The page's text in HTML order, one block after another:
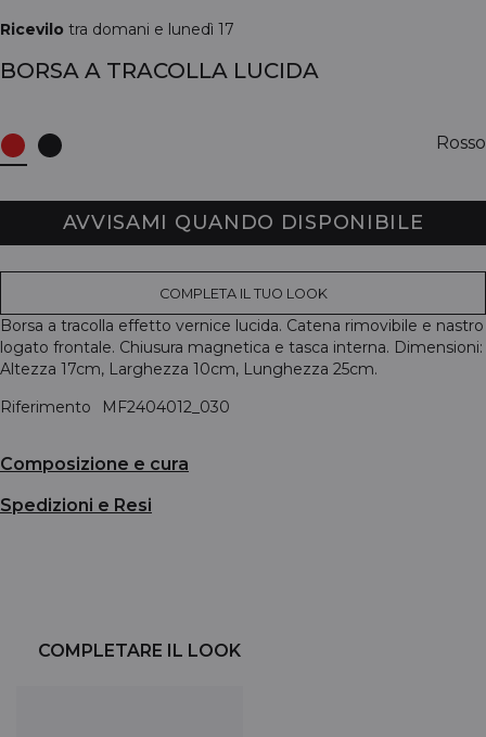
Ricevilo tra domani e lunedì 17
BORSA A TRACOLLA LUCIDA
Rosso
AVVISAMI QUANDO DISPONIBILE
COMPLETA IL TUO LOOK
Borsa a tracolla effetto vernice lucida. Catena rimovibile e nastro
logato frontale. Chiusura magnetica e tasca interna. Dimensioni:
Altezza 17cm, Larghezza 10cm, Lunghezza 25cm.
Riferimento
MF2404012_030
Composizione e cura
Spedizioni e Resi
COMPLETARE IL LOOK